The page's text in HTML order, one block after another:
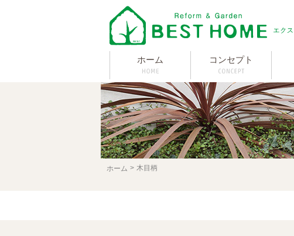
ホーム コンセプト
ホーム 木目柄